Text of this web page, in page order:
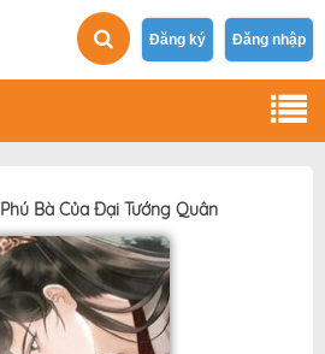
Đăng ký Đăng nhập
Bà Của Đại Tướng Quân